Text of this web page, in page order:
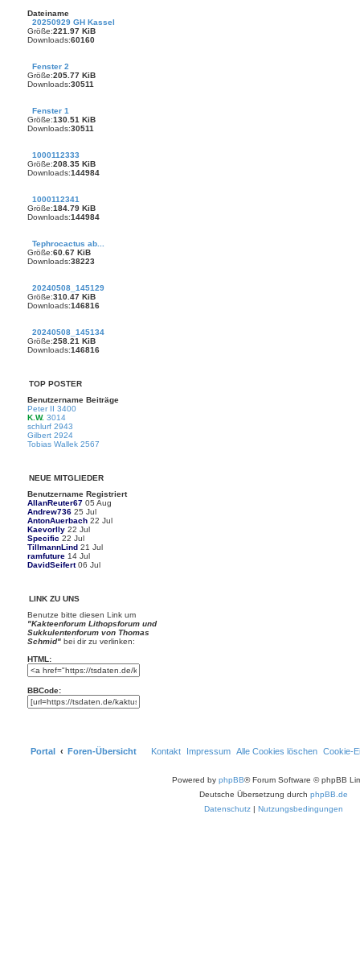
Dateiname
20250929 GH Kassel
Größe:221.97 KiB
Downloads:60160
Fenster 2
Größe:205.77 KiB
Downloads:30511
Fenster 1
Größe:130.51 KiB
Downloads:30511
1000112333
Größe:208.35 KiB
Downloads:144984
1000112341
Größe:184.79 KiB
Downloads:144984
Tephrocactus ab...
Größe:60.67 KiB
Downloads:38223
20240508_145129
Größe:310.47 KiB
Downloads:146816
20240508_145134
Größe:258.21 KiB
Downloads:146816
TOP POSTER
Benutzername Beiträge
Peter II 3400
K.W. 3014
schlurf 2943
Gilbert 2924
Tobias Wallek 2567
NEUE MITGLIEDER
Benutzername Registriert
AllanReuter67 05 Aug
Andrew736 25 Jul
AntonAuerbach 22 Jul
Kaevorlly 22 Jul
Specific 22 Jul
TillmannLind 21 Jul
ramfuture 14 Jul
DavidSeifert 06 Jul
LINK ZU UNS
Benutze bitte diesen Link um
"Kakteenforum Lithopsforum und
Sukkulentenforum von Thomas
Schmid" bei dir zu verlinken:
HTML:
BBCode:
Portal Foren-Übersicht Cookie-
Alle Cookies löschen
Impressum
Kontakt
Powered by phpBB® Forum Software © phpBB
Deutsche Übersetzung durch phpBB.de
Datenschutz | Nutzungsbedingungen